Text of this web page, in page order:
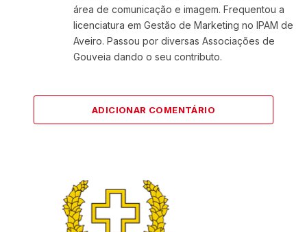
área de comunicação e imagem. Frequentou a
licenciatura em Gestão de Marketing no IPAM de
Aveiro. Passou por diversas Associações de
Gouveia dando o seu contributo.
ADICIONAR COMENTÁRIO